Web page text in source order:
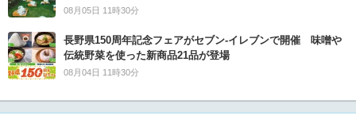
08月05日 11時30分
長野県150周年記念フェアがセブン-イレブンで開催 味噌や
伝統野菜を使った新商品21品が登場
08月04日 11時30分